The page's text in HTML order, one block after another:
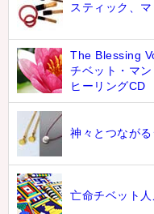
スティック、
The Blessing
チベット・マン
ヒーリングCD
神々とつなが
亡命チベット